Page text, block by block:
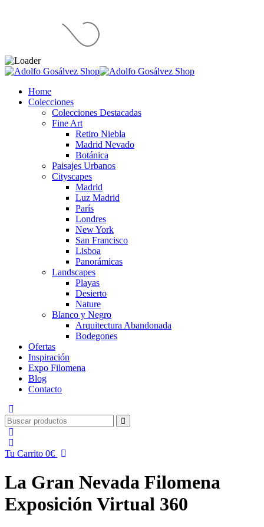
Home
Colecciones
Colecciones Destacadas
Fine Art
Retiro Niebla
Madrid Nevado
Botánica
Paisajes Urbanos
Cityscapes
Madrid
Luz Madrid
París
Londres
New York
San Francisco
Lisboa
Panorámicas
Landscapes
Playas
Desierto
Nature
Blanco y Negro
Arquitectura Abandonada
Bodegones
Ofertas
Inspiración
Expo Filomena
Blog
Contacto
Tu Carrito 0€
La Gran Nevada Filomena
Exposición Virtual 360